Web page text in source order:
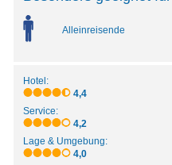
Alleinreisende
Hotel:
4,4
Service:
4,2
Lage & Umgebung:
4,0